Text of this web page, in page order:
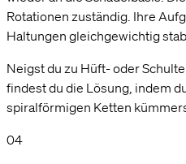
Rotationen zuständig. Ihre
Haltungen gleichgewichtig
Neigst du zu Hüft- oder
findest du die Lösung, indem
spiralförmigen Ketten
04